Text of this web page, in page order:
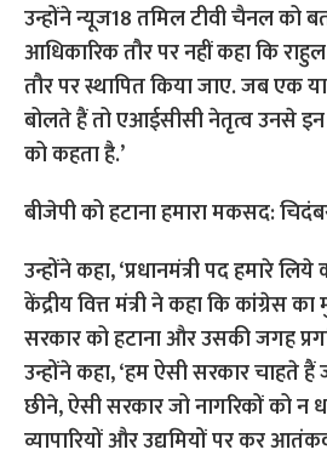
उन्होंने न्यूज18 तमिल टीवी चैनल को
आधिकारिक तौर पर नहीं कहा कि राहुल
तौर पर स्थापित किया जाए. जब एक
बोलते हैं तो एआईसीसी नेतृत्व उनसे इन
को कहता है.’
बीजेपी को हटाना हमारा मकसद:
उन्होंने कहा, ‘प्रधानमंत्री पद हमारे लिये
केंद्रीय वित्त मंत्री ने कहा कि कांग्रेस
सरकार को हटाना और उसकी जगह
उन्होंने कहा, ‘हम ऐसी सरकार चाहते हैं
छीने, ऐसी सरकार जो नागरिकों को न
व्यापारियों और उद्यमियों पर कर